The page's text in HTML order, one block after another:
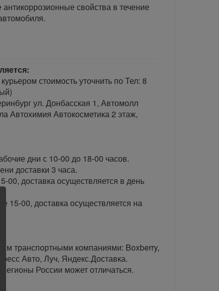
свойства в течение
стоимость уточнить по Тел: 8
ул. Донбасская 1, Автомолл
Автохимия Автокосметика 2 этаж,
дни с 10-00 до 18-00 часов.
доставки 3 часа.
00, доставка осуществляется в день
15-00, доставка осуществляется на
транспортными компаниями: Boxberry,
Авто, Луч, Яндекс.Доставка.
регионы России может отличаться.